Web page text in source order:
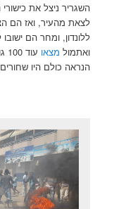
השגריר ניצל את
לצאת מהעיר, ואז הם
ללונדון, ומחר הם
ואתמול מצאו
הנראה כולם היו